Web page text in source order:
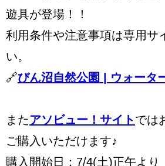
遊具が登場！！
利用条件や注意事項は専用サ
い。
🔗びん沼自然公園 | ウォータ
またアソビュー！サイトでは
ご購入いただけます♪
購入開始日：7/4(土)正午より